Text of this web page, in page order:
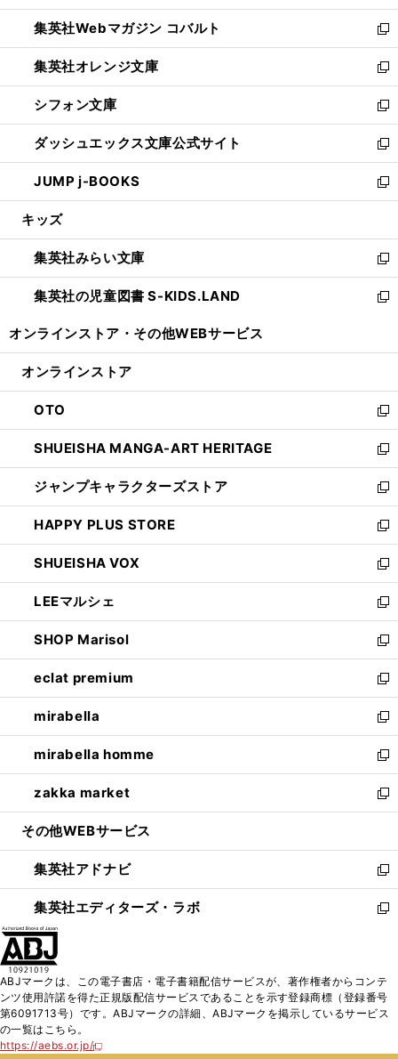
開
く
ウ
で
開
く
ン
ド
ウ
で
開
く
ウ
ィ
ン
ド
ウ
で
開
く
集英社Webマガジン コバルト
新
し
い
ウ
ィ
ン
ド
ウ
で
開
集英社オレンジ文庫
新
し
い
ウ
ィ
ン
ド
ウ
開
く
シフォン文庫
新
し
い
ウ
ィ
ン
ウ
で
開
く
ダッシュエックス文庫公式サイト
新
し
い
ウ
ン
ド
ウ
で
JUMP j-BOOKS
新
し
ウ
ィ
ン
ド
開
キッズ
集英社みらい文庫
新
し
い
ン
ウ
で
開
く
集英社の児童図書 S-KIDS.LAND
新
ウ
ン
ド
ウ
で
開
く
オンラインストア・ その他WEBサービス
オンラインストア
OTO
新
し
い
ウ
ィ
ン
ド
ウ
で
開
く
SHUEISHA MANGA-ART HERITAGE
新
し
い
ウ
ィ
ン
ド
ウ
で
開
く
ジャンプキャラクターズストア
新
し
い
ウ
ィ
ン
ド
ウ
で
開
く
HAPPY PLUS STORE
新
し
い
ウ
ィ
ン
ド
ウ
で
開
く
SHUEISHA VOX
新
し
い
ウ
ィ
ン
ド
ウ
で
開
く
LEEマルシェ
新
し
い
ウ
ィ
ン
ド
ウ
で
開
く
SHOP Marisol
新
し
い
ウ
ィ
ン
ド
ウ
で
開
eclat premium
新
し
い
ウ
ィ
ン
ド
ウ
開
く
mirabella
新
し
い
ウ
ィ
ン
ウ
で
開
く
mirabella homme
新
し
い
ウ
ン
ド
ウ
で
zakka market
新
し
ウ
ィ
ン
ド
く
その他WEBサービス
集英社アドナビ
新
し
い
ド
ウ
で
集英社エディターズ・ラボ
新
ィ
ン
ABJマークは、この電子書店・電子書籍配信サービスが、著作権者からコンテ
ンツ使用許諾を得た正規版配信サービスであることを示す登録商標（登録番号
第6091713号）です。ABJマークの詳細、ABJマークを掲示しているサービス
の一覧はこちら。
https://aebs.or.jp/
新